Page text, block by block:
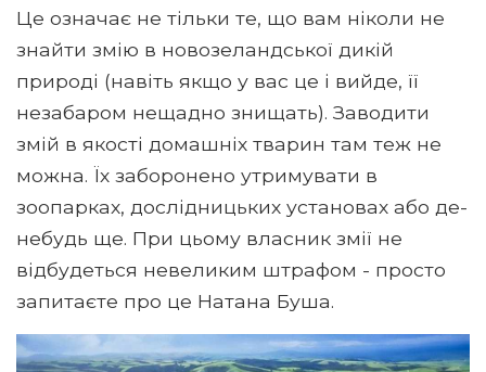
Це означає не тільки те, що вам ніколи не
знайти змію в новозеландської дикій
природі (навіть якщо у вас це і вийде, її
незабаром нещадно знищать). Заводити
змій в якості домашніх тварин там теж не
можна. Їх заборонено утримувати в
зоопарках, дослідницьких установах або де-
небудь ще. При цьому власник змії не
відбудеться невеликим штрафом - просто
запитаєте про це Натана Буша.